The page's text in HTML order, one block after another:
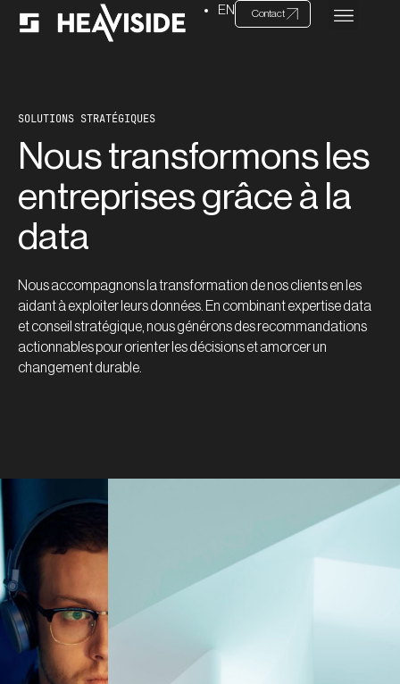
EN Contact
SOLUTIONS STRATÉGIQUES
Nous transformons les
entreprises grâce à la
data
Nous accompagnons la transformation de nos clients en les
aidant à exploiter leurs données. En combinant expertise data
et conseil stratégique, nous générons des recommandations
actionnables pour orienter les décisions et amorcer un
changement durable.